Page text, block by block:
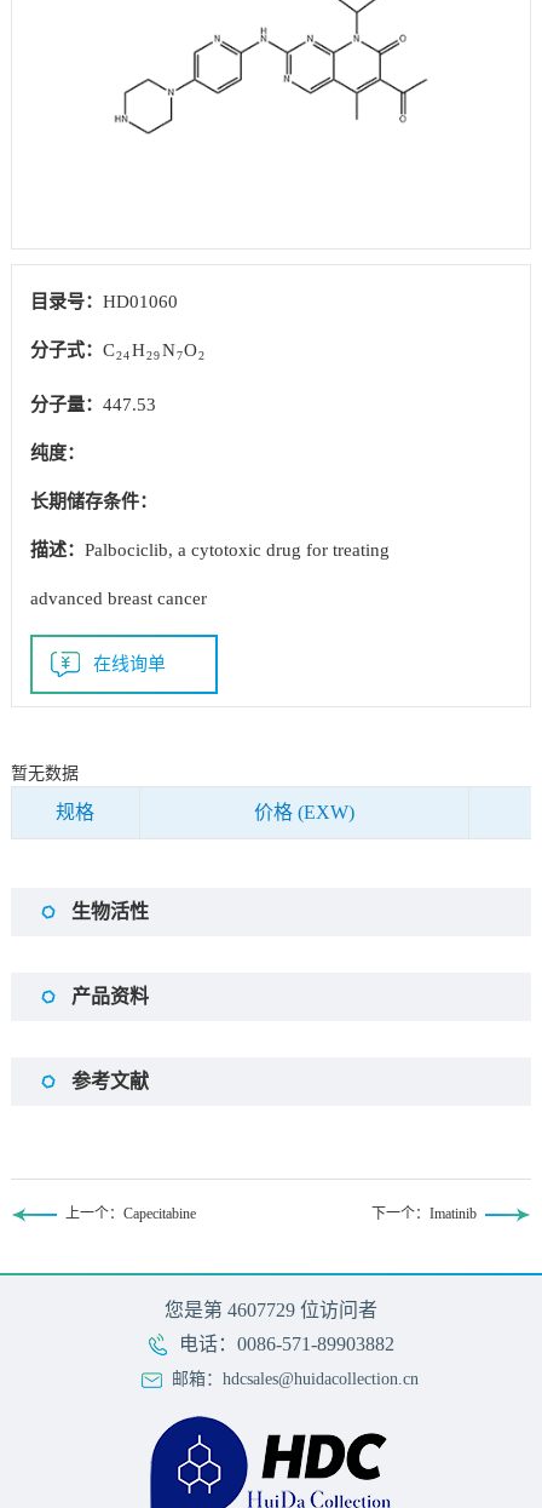
目录号： HD01060
分子式： C24H29N7O2
分子量： 447.53
纯度：
长期储存条件：
描述： Palbociclib, a cytotoxic drug for treating
advanced breast cancer
在线询单
暂无数据
规格 价格 (EXW)
生物活性
产品资料
参考文献
上一个：Capecitabine 下一个：Imatinib
您是第 4607729 位访问者
电话：0086-571-89903882
邮箱：hdcsales@huidacollection.cn